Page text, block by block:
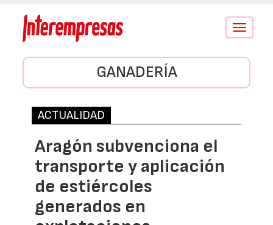
Conmutar
GANADERÍA
ACTUALIDAD
Aragón subvenciona el
transporte y aplicación
de estiércoles
generados en